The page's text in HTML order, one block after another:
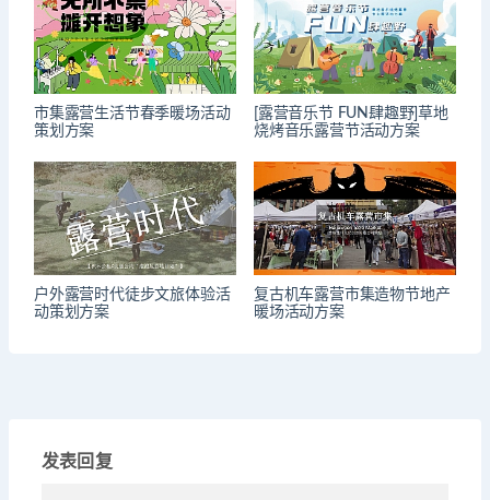
市集露营生活节春季暖场活动
策划方案
[露营音乐节 FUN肆趣野]草地
烧烤音乐露营节活动方案
户外露营时代徒步文旅体验活
动策划方案
复古机车露营市集造物节地产
暖场活动方案
发表回复